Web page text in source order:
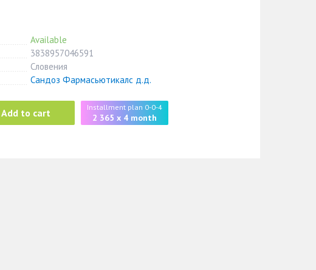
Available
3838957046591
Словения
Сандоз Фармасьютикалс д.д.
Add to cart Installment plan 0-0-4
2 365 x 4 month